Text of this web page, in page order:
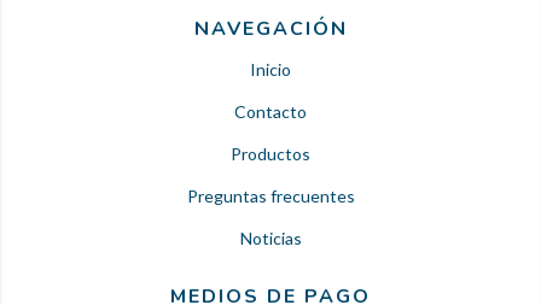
NAVEGACIÓN
Inicio
Contacto
Productos
Preguntas frecuentes
Noticias
MEDIOS DE PAGO